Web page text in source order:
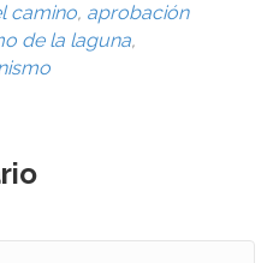
camino, aprobación
de la laguna,